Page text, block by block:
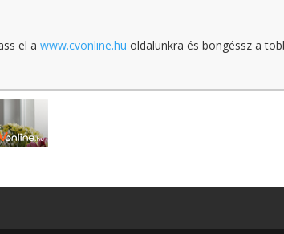
el awww.cvonline.hu oldalunkra és böngéssz a